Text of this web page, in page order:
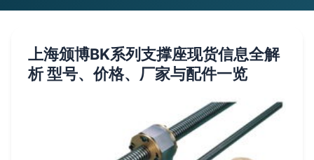
上海颁博BK系列支撑座现货信息全解
析 型号、价格、厂家与配件一览